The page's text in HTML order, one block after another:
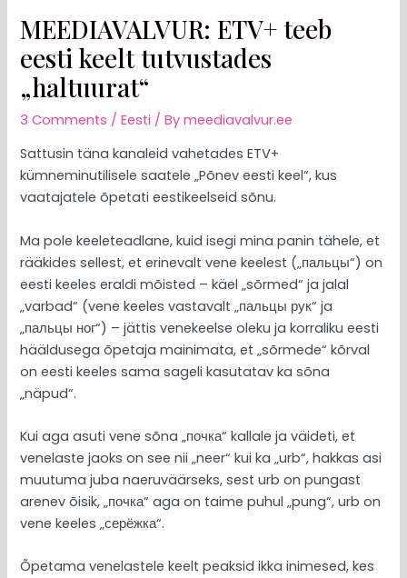
MEEDIAVALVUR: ETV+ teeb
eesti keelt tutvustades
„haltuurat“
3 Comments /Eesti / Bymeediavalvur.ee
Sattusin täna kanaleid vahetades ETV+
kümneminutilisele saatele „Põnev eesti keel“, kus
vaatajatele õpetati eestikeelseid sõnu.
Ma pole keeleteadlane, kuid isegi mina panin tähele, et
rääkides sellest, et erinevalt vene keelest („пальцы“) on
eesti keeles eraldi mõisted – käel „sõrmed“ ja jalal
„varbad“ (vene keeles vastavalt „пальцы рук“ ja
„пальцы ног“) – jättis venekeelse oleku ja korraliku eesti
hääldusega õpetaja mainimata, et „sõrmede“ kõrval
on eesti keeles sama sageli kasutatav ka sõna
„näpud“.
Kui aga asuti vene sõna „почка“ kallale ja väideti, et
venelaste jaoks on see nii „neer“ kui ka „urb“, hakkas asi
muutuma juba naeruväärseks, sest urb on pungast
arenev õisik, „почка“ aga on taime puhul „pung“, urb on
vene keeles „серёжка“.
Õpetama venelastele keelt peaksid ikka inimesed, kes